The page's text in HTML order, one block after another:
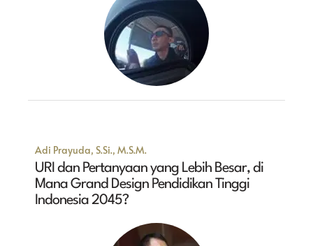
Adi Prayuda, S.Si., M.S.M.
URI dan Pertanyaan yang Lebih Besar, di
Mana Grand Design Pendidikan Tinggi
Indonesia 2045?